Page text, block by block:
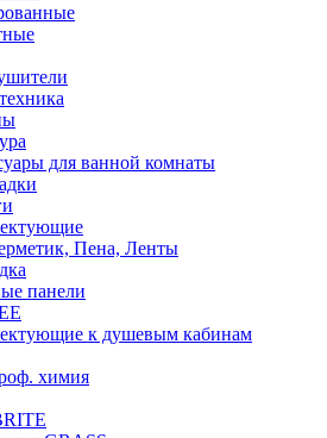
для ванной комнаты
Пена, Ленты
панели
к душевым кабинам
химия